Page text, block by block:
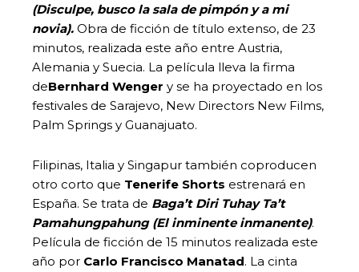
(Disculpe, busco la sala de pimpón y a mi
novia). Obra de ficción de título extenso, de 23
minutos, realizada este año entre Austria,
Alemania y Suecia. La película lleva la firma
deBernhard Wenger y se ha proyectado en los
festivales de Sarajevo, New Directors New Films,
Palm Springs y Guanajuato.
Filipinas, Italia y Singapur también coproducen
otro corto que Tenerife Shorts estrenará en
España. Se trata de Baga’t Diri Tuhay Ta’t
Pamahungpahung (El inminente inmanente).
Película de ficción de 15 minutos realizada este
año por Carlo Francisco Manatad. La cinta